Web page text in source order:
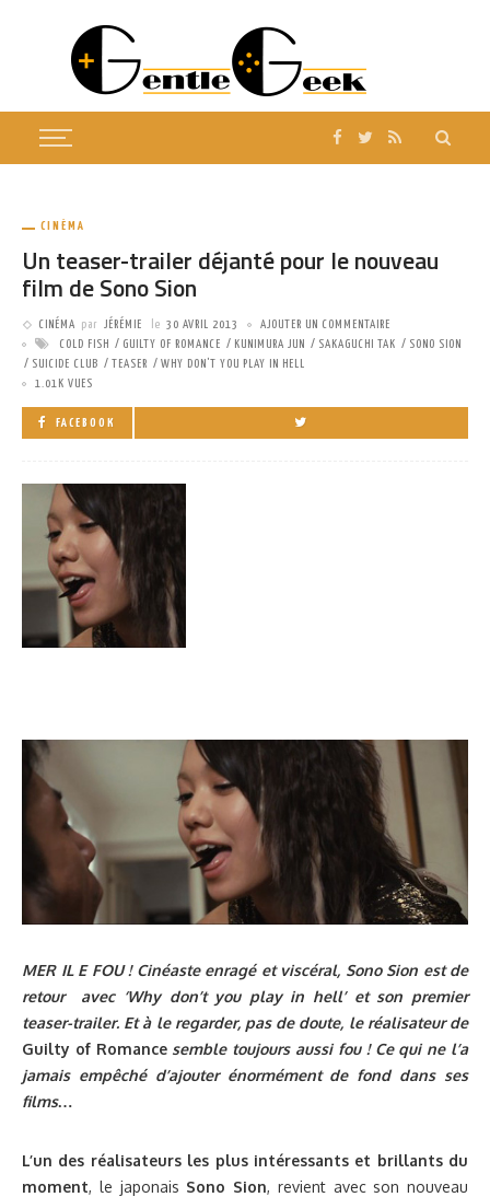
CINÉMA
Un teaser-trailer déjanté pour le nouveau
film de Sono Sion
CINÉMA par JÉRÉMIE le 30 AVRIL 2013
AJOUTER UN COMMENTAIRE
COLD FISH
GUILTY OF ROMANCE KUNIMURA JUN SAKAGUCHI TAK
SONO SION
SUICIDE CLUB
TEASER
WHY DON'T YOU PLAY IN HELL
1.01K VUES
FACEBOOK
MER IL E FOU ! Cinéaste enragé et viscéral, Sono Sion est de
retour avec ‘Why don’t you play in hell’ et son premier
teaser-trailer. Et à le regarder, pas de doute, le réalisateur de
Guilty of Romancesemble toujours aussi fou ! Ce qui ne l’a
jamais empêché d’ajouter énormément de fond dans ses
films…
L’un des réalisateurs les plus intéressants et brillants du
moment, le japonais Sono Sion, revient avec son nouveau